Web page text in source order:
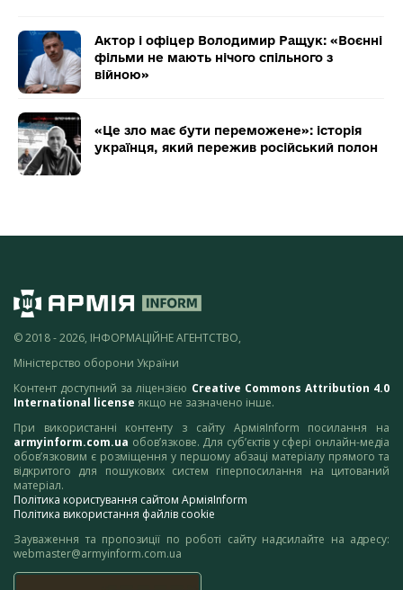
Актор і офіцер Володимир Ращук: «Воєнні
фільми не мають нічого спільного з
війною»
«Це зло має бути переможене»: історія
українця, який пережив російський полон
© 2018 - 2026, ІНФОРМАЦІЙНЕ АГЕНТСТВО,
Міністерство оборони України
Контент доступний за ліцензією Creative Commons Attribution 4.0
International license якщо не зазначено інше.
При використанні контенту з сайту АрміяInform посилання на
armyinform.com.ua обов’язкове. Для суб’єктів у сфері онлайн-медіа
обов’язковим є розміщення у першому абзаці матеріалу прямого та
відкритого для пошукових систем гіперпосилання на цитований
матеріал.
Політика користування сайтом АрміяInform
Політика використання файлів cookie
Зауваження та пропозиції по роботі сайту надсилайте на адресу:
webmaster@armyinform.com.ua